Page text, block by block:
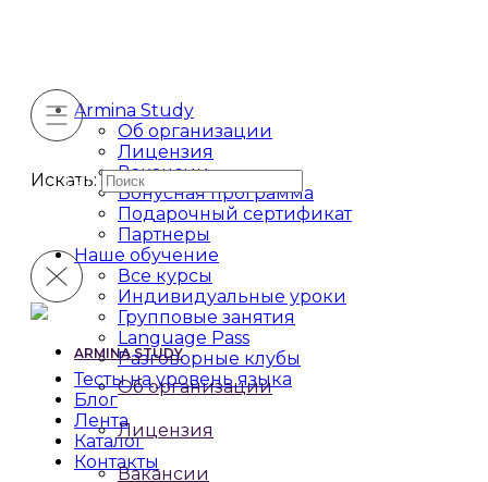
Armina Study
Об организации
Лицензия
Вакансии
Бонусная программа
Подарочный сертификат
Партнеры
Наше обучение
Все курсы
Индивидуальные уроки
Групповые занятия
Language Pass
Разговорные клубы
Тесты на уровень языка
Блог
Лента
Каталог
Контакты
Искать:
ARMINA STUDY
Об организации
Лицензия
Вакансии